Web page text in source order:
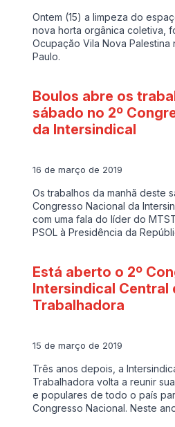
Ontem (15) a limpeza do
nova horta orgânica coletiva,
Ocupação Vila Nova Palestina
Paulo.
Boulos abre os
sábado no 2º
da Intersindical
16 de março de 2019
Os trabalhos da manhã deste
Congresso Nacional da
com uma fala do líder do
PSOL à Presidência da
Está aberto o 2º
Intersindical Central
Trabalhadora
15 de março de 2019
Três anos depois, a
Trabalhadora volta a reunir
e populares de todo o país
Congresso Nacional. Neste